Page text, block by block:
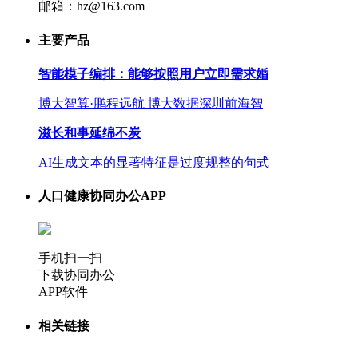
邮箱：hz@163.com
主要产品
智能模子编排：能够按照用户立即需求婚
博大智算·鹏程远航 博大数据深圳前海智
滋长和事延绵不炭
AI生成文本的显著特征是过度规整的句式
人口健康协同办公APP
手机扫一扫
下载协同办公
APP软件
相关链接